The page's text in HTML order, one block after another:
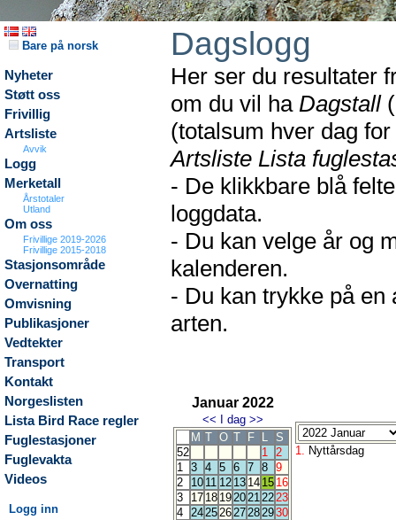
Bare på norsk
Nyheter
Støtt oss
Frivillig
Artsliste
Avvik
Logg
Merketall
Årstotaler
Utland
Om oss
Frivillige 2019-2026
Frivillige 2015-2018
Stasjonsområde
Overnatting
Omvisning
Publikasjoner
Vedtekter
Transport
Kontakt
Norgeslisten
Lista Bird Race regler
Fuglestasjoner
Fuglevakta
Videos
Logg inn
Dagslogg
Her ser du resultater
om du vil ha Dagstall
(totalsum hver dag
Artsliste Lista
- De klikkbare blå
loggdata.
- Du kan velge år og
kalenderen.
- Du kan trykke på en
arten.
Januar 2022
<< I dag >>
M T O T F L
S
52
1 2
1 3 4 5 6 7 8 9
2
10 11 12 13 14 15 16
3
17 18 1920212223
4 24252627282930
1. Nyttårsdag